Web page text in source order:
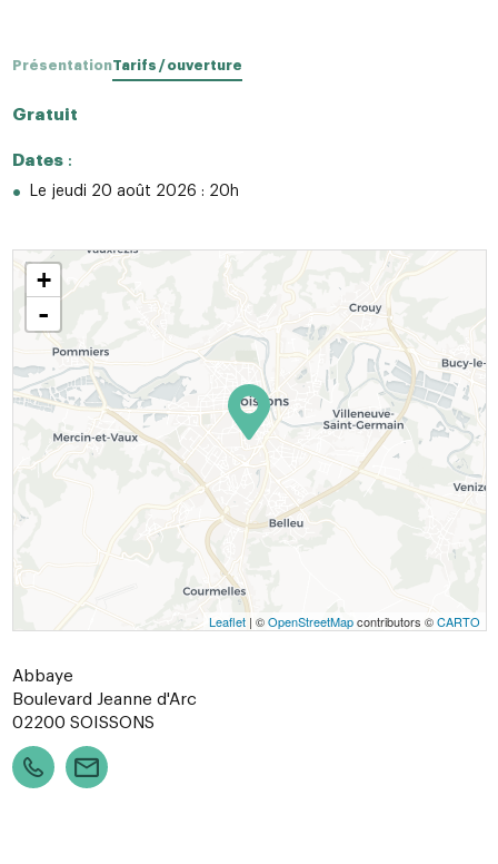
PrésentationTarifs / ouverture
Gratuit
Dates:
Le jeudi 20 août 2026 : 20h
+
-
Leaflet| ©OpenStreetMapcontributors ©CARTO
Abbaye
Boulevard Jeanne d'Arc
02200 SOISSONS